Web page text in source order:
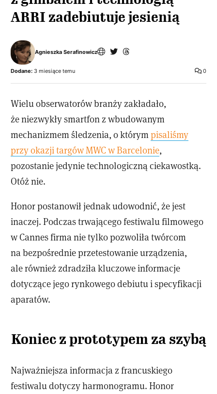
ARRI zadebiutuje jesienią
Agnieszka Serafinowicz
0
Dodane: 3 miesiące temu
Wielu obserwatorów branży zakładało,
że niezwykły smartfon z wbudowanym
mechanizmem śledzenia, o którympisaliśmy
przy okazji targów MWC w Barcelonie,
pozostanie jedynie technologiczną ciekawostką.
Otóż nie.
Honor postanowił jednak udowodnić, że jest
inaczej. Podczas trwającego festiwalu filmowego
w Cannes firma nie tylko pozwoliła twórcom
na bezpośrednie przetestowanie urządzenia,
ale również zdradziła kluczowe informacje
dotyczące jego rynkowego debiutu i specyfikacji
aparatów.
Koniec z prototypem za szybą
Najważniejsza informacja z francuskiego
festiwalu dotyczy harmonogramu. Honor